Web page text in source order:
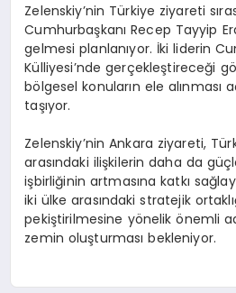
Zelenskiy’nin Türkiye ziyareti
Cumhurbaşkanı Recep Tayyip
gelmesi planlanıyor. İki liderin
Külliyesi’nde gerçekleştireceği
bölgesel konuların ele alınması
taşıyor.
Zelenskiy’nin Ankara ziyareti,
arasındaki ilişkilerin daha da
işbirliğinin artmasına katkı
iki ülke arasındaki stratejik
pekiştirilmesine yönelik önemli
zemin oluşturması bekleniyor.